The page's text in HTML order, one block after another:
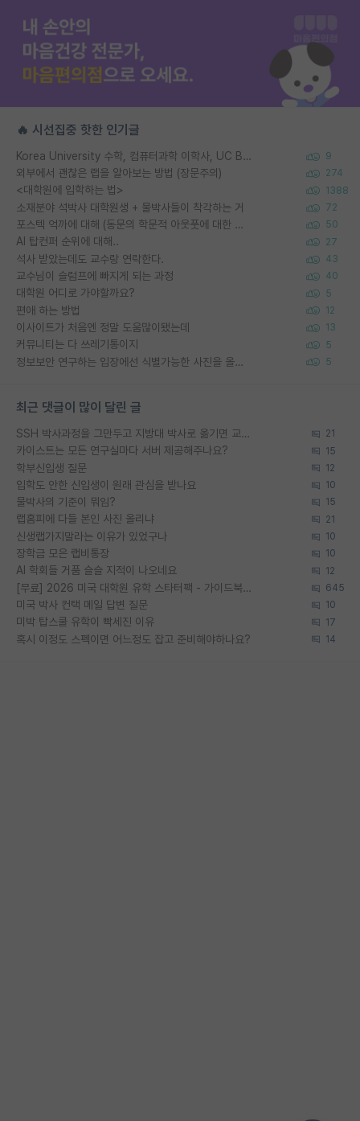
🔥 시선집중 핫한 인기글
Korea University 수학, 컴퓨터과학 이학사, UC Berkeley 산업공학 대학원 공학박사가 되는 것은 쉽지 않겠죠? 9
외부에서 괜찮은 랩을 알아보는 방법 (장문주의) 274
<대학원에 입학하는 법> 1388
소재분야 석박사 대학원생 + 물박사들이 착각하는 거 72
포스텍 억까에 대해 (동문의 학문적 아웃풋에 대한 반박) 50
AI 탑컨퍼 순위에 대해.. 27
석사 받았는데도 교수랑 연락한다. 43
교수님이 슬럼프에 빠지게 되는 과정 40
대학원 어디로 가야할까요? 5
편애 하는 방법 12
이사이트가 처음엔 정말 도움많이됐는데 13
커뮤니티는 다 쓰레기통이지 5
정보보안 연구하는 입장에선 식별가능한 사진을 올리는건 비추이긴함 5
최근 댓글이 많이 달린 글
SSH 박사과정을 그만두고 지방대 박사로 옮기면 교수의 꿈은 끝일까요? 21
카이스트는 모든 연구실마다 서버 제공해주나요? 15
학부신입생 질문 12
입학도 안한 신입생이 원래 관심을 받나요 10
물박사의 기준이 뭐임? 15
랩홈피에 다들 본인 사진 올리냐 21
신생랩가지말라는 이유가 있었구나 10
장학금 모은 랩비통장 10
AI 학회들 거품 슬슬 지적이 나오네요 12
[무료] 2026 미국 대학원 유학 스타터팩 - 가이드북 & 합격자 컨택메일 템플릿 645
미국 박사 컨택 메일 답변 질문 10
미박 탑스쿨 유학이 빡세진 이유 17
혹시 이정도 스펙이면 어느정도 잡고 준비해야하나요? 14